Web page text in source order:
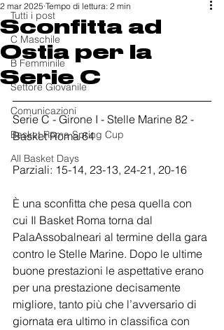
Tutti i post
C Maschile
B Femminile
Settore Giovanile
Comunicazioni
Basket Roma Spring Cup
All Basket Days
Sconfitta ad
Ostia per la
Serie C
2 mar 2025 Tempo di lettura: 2 min
Serie C - Girone I - Stelle Marine 82 -
Basket Roma 64
Parziali: 15-14, 23-13, 24-21, 20-16
È una sconfitta che pesa quella con
cui Il Basket Roma torna dal
PalaAssobalneari al termine della gara
contro le Stelle Marine. Dopo le ultime
buone prestazioni le aspettative erano
per una prestazione decisamente
migliore, tanto più che l’avversario di
giornata era ultimo in classifica con